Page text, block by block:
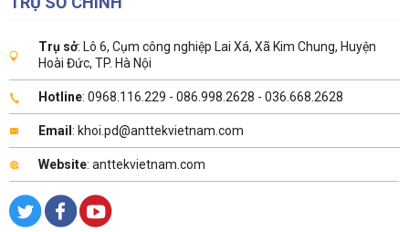
Trụ sở: Lô 6, Cụm công nghiệp Lai Xá, Xã Kim Chung, Huyện
Hoài Đức, TP. Hà Nội
Hotline: 0968.116.229 - 086.998.2628 - 036.668.2628
Email : khoi.pd@anttekvietnam.com
Website: anttekvietnam.com